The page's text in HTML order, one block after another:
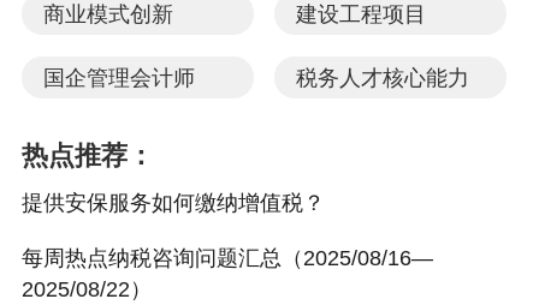
商业模式创新 建设工程项目
国企管理会计师 税务人才核心能力
热点推荐：
提供安保服务如何缴纳增值税？
每周热点纳税咨询问题汇总（2025/08/16—
2025/08/22）